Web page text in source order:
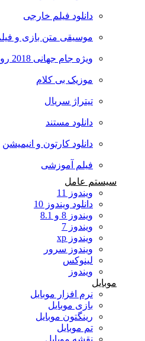
دانلود فیلم خارجی
موسیقی متن بازی و فیلم
ویژه جام جهانی 2018 روسیه
موزیک بی کلام
تیتراژ سریال
دانلود مستند
دانلود کارتون و انیمیشن
فیلم آموزشی
سیستم عامل
ویندوز 11
دانلود ویندوز 10
ویندوز 8 و 8.1
ویندوز 7
ویندوز xp
ویندوز سرور
لینوکس
ویندوز
نرم افزار موبایل
بازی موبایل
رینگتون موبایل
تم موبایل
نقشه موبایل